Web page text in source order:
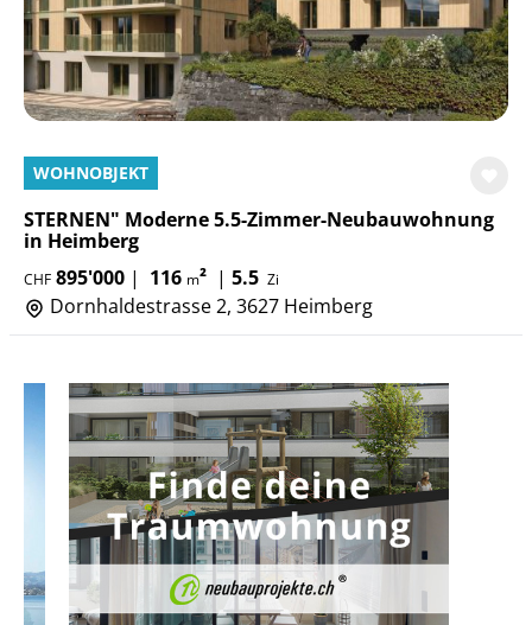
WOHNOBJEKT
STERNEN" Moderne 5.5-Zimmer-Neubauwohnung
in Heimberg
CHF 895'000 | 116 m² | 5.5 Zi
Dornhaldestrasse 2, 3627 Heimberg